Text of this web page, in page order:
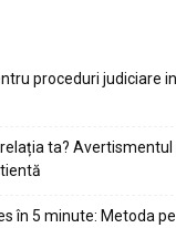
proceduri judiciare
ta?
în 5 minute: Metoda